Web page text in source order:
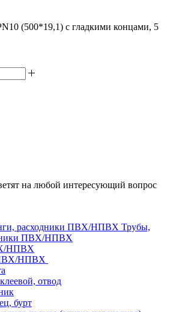
(500*19,1) с гладкими концами, 5
на любой интересующий вопрос
Трубы,
ПВХ/НПВХ
НПВХ
НПВХ
отвод
бурт